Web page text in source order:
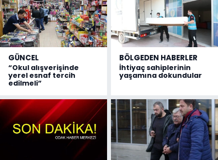
GÜNCEL
“Okul alışverişinde
yerel esnaf tercih
edilmeli”
BÖLGEDEN HABERLER
İhtiyaç sahiplerinin
yaşamına dokundular